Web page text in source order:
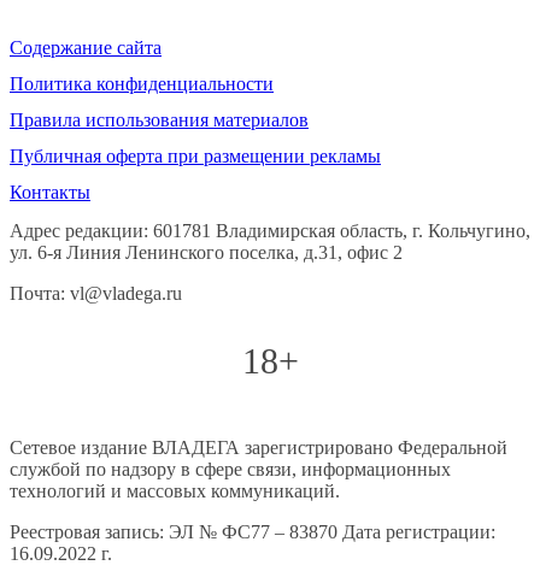
Содержание сайта
Политика конфиденциальности
Правила использования материалов
Публичная оферта при размещении рекламы
Контакты
Адрес редакции: 601781 Владимирская область, г. Кольчугино,
ул. 6-я Линия Ленинского поселка, д.31, офис 2
Почта: vl@vladega.ru
18+
Сетевое издание ВЛАДЕГА зарегистрировано Федеральной
службой по надзору в сфере связи, информационных
технологий и массовых коммуникаций.
Реестровая запись: ЭЛ № ФС77 – 83870 Дата регистрации:
16.09.2022 г.